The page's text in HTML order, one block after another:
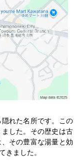
れた名所です。この
した。その歴史は古
その豊富な湯量と効
きました。